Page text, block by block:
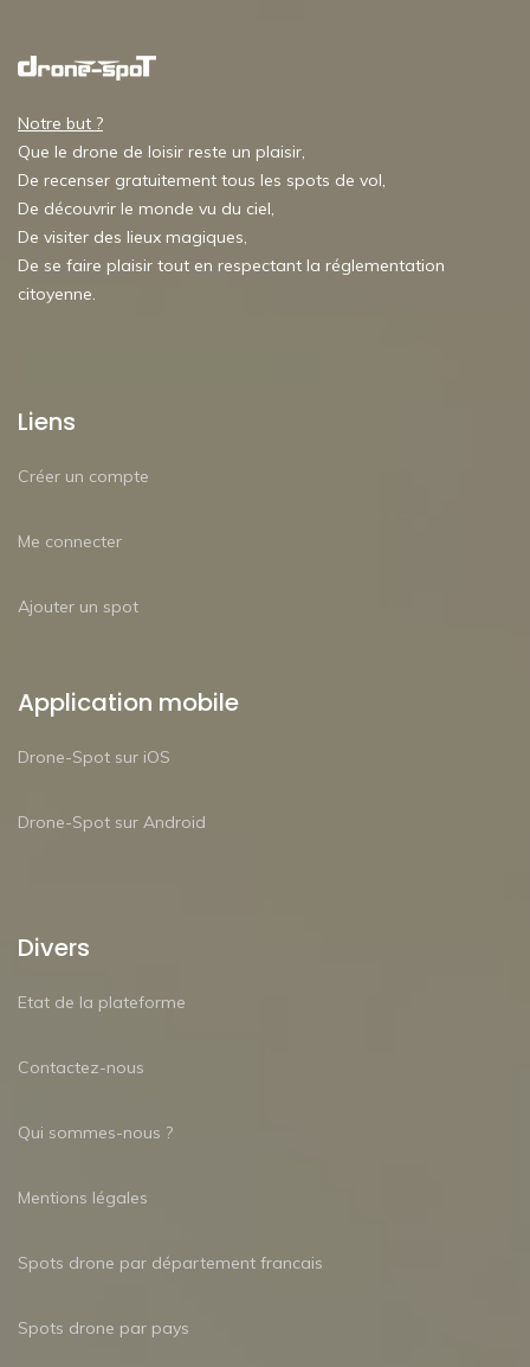
Notre but ?
Que le drone de loisir reste un plaisir,
De recenser gratuitement tous les spots de vol,
De découvrir le monde vu du ciel,
De visiter des lieux magiques,
De se faire plaisir tout en respectant la réglementation
citoyenne.
Liens
Créer un compte
Me connecter
Ajouter un spot
Application mobile
Drone-Spot sur iOS
Drone-Spot sur Android
Divers
Etat de la plateforme
Contactez-nous
Qui sommes-nous ?
Mentions légales
Spots drone par département francais
Spots drone par pays